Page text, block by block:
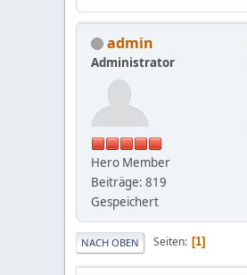
admin
Administrator
Hero Member
Beiträge: 819
Gespeichert
NACH OBEN Seiten 1